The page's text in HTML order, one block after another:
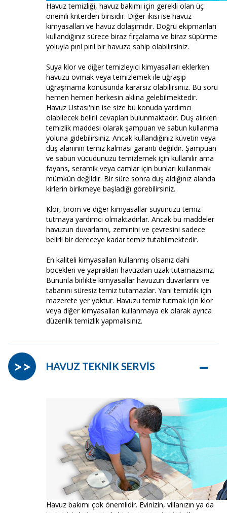
Havuz temizliği, havuz bakımı için gerekli olan üç
önemli kriterden birisidir. Diğer ikisi ise havuz
kimyasalları ve havuz dolaşımıdır. Doğru ekipmanları
kullandığınız sürece biraz fırçalama ve biraz süpürme
yoluyla pırıl pırıl bir havuza sahip olabilirsiniz.
Suya klor ve diğer temizleyici kimyasalları eklerken
havuzu ovmak veya temizlemek ile uğraşıp
uğraşmama konusunda kararsız olabilirsiniz. Bu soru
hemen hemen herkesin aklına gelebilmektedir.
Havuz Ustası'nın ise size bu konuda yardımcı
olabilecek belirli cevapları bulunmaktadır. Duş alırken
temizlik maddesi olarak şampuan ve sabun kullanma
yoluna gidebilirsiniz. Ancak kullandığınız küvetin veya
duş alanının temiz kalması garanti değildir. Şampuan
ve sabun vücudunuzu temizlemek için kullanılır ama
fayans, seramik veya camlar için bunları kullanmak
mümkün değildir. Bir süre sonra duş aldığınız alanda
kirlerin birikmeye başladığı görebilirsiniz.
Klor, brom ve diğer kimyasallar suyunuzu temiz
tutmaya yardımcı olmaktadırlar. Ancak bu maddeler
havuzun duvarlarını, zeminini ve çevresini sadece
belirli bir dereceye kadar temiz tutabilmektedir.
En kaliteli kimyasalları kullanmış olsanız dahi
böcekleri ve yaprakları havuzdan uzak tutamazsınız.
Bununla birlikte kimyasallar havuzun duvarlarını ve
tabanını süresiz temiz tutamazlar. Yani temizlik için
mazerete yer yoktur. Havuzu temiz tutmak için klor
veya diğer kimyasalları kullanmaya ek olarak ayrıca
düzenlik temizlik yapmalısınız.
HAVUZ TEKNİK SERVİS –
>>
Havuz bakımı çok önemlidir. Evinizin, villanızın ya da